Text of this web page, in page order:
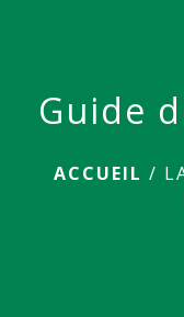
Guide
ACCUEIL /